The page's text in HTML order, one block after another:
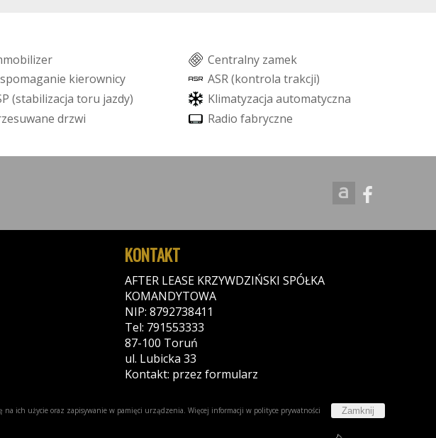
mobilizer Centralny zamek
spomaganie kierownicy ASR (kontrola trakcji)
P (stabilizacja toru jazdy) Klimatyzacja automatyczna
zesuwane drzwi Radio fabryczne
KONTAKT
AFTER LEASE KRZYWDZIŃSKI SPÓŁKA
KOMANDYTOWA
NIP: 8792738411
Tel: 791553333
87-100 Toruń
ul. Lubicka 33
Kontakt: przez formularz
ich użycie oraz zapisywanie w pamięci urządzenia. Więcej informacji w polityce prywatności Zamknij